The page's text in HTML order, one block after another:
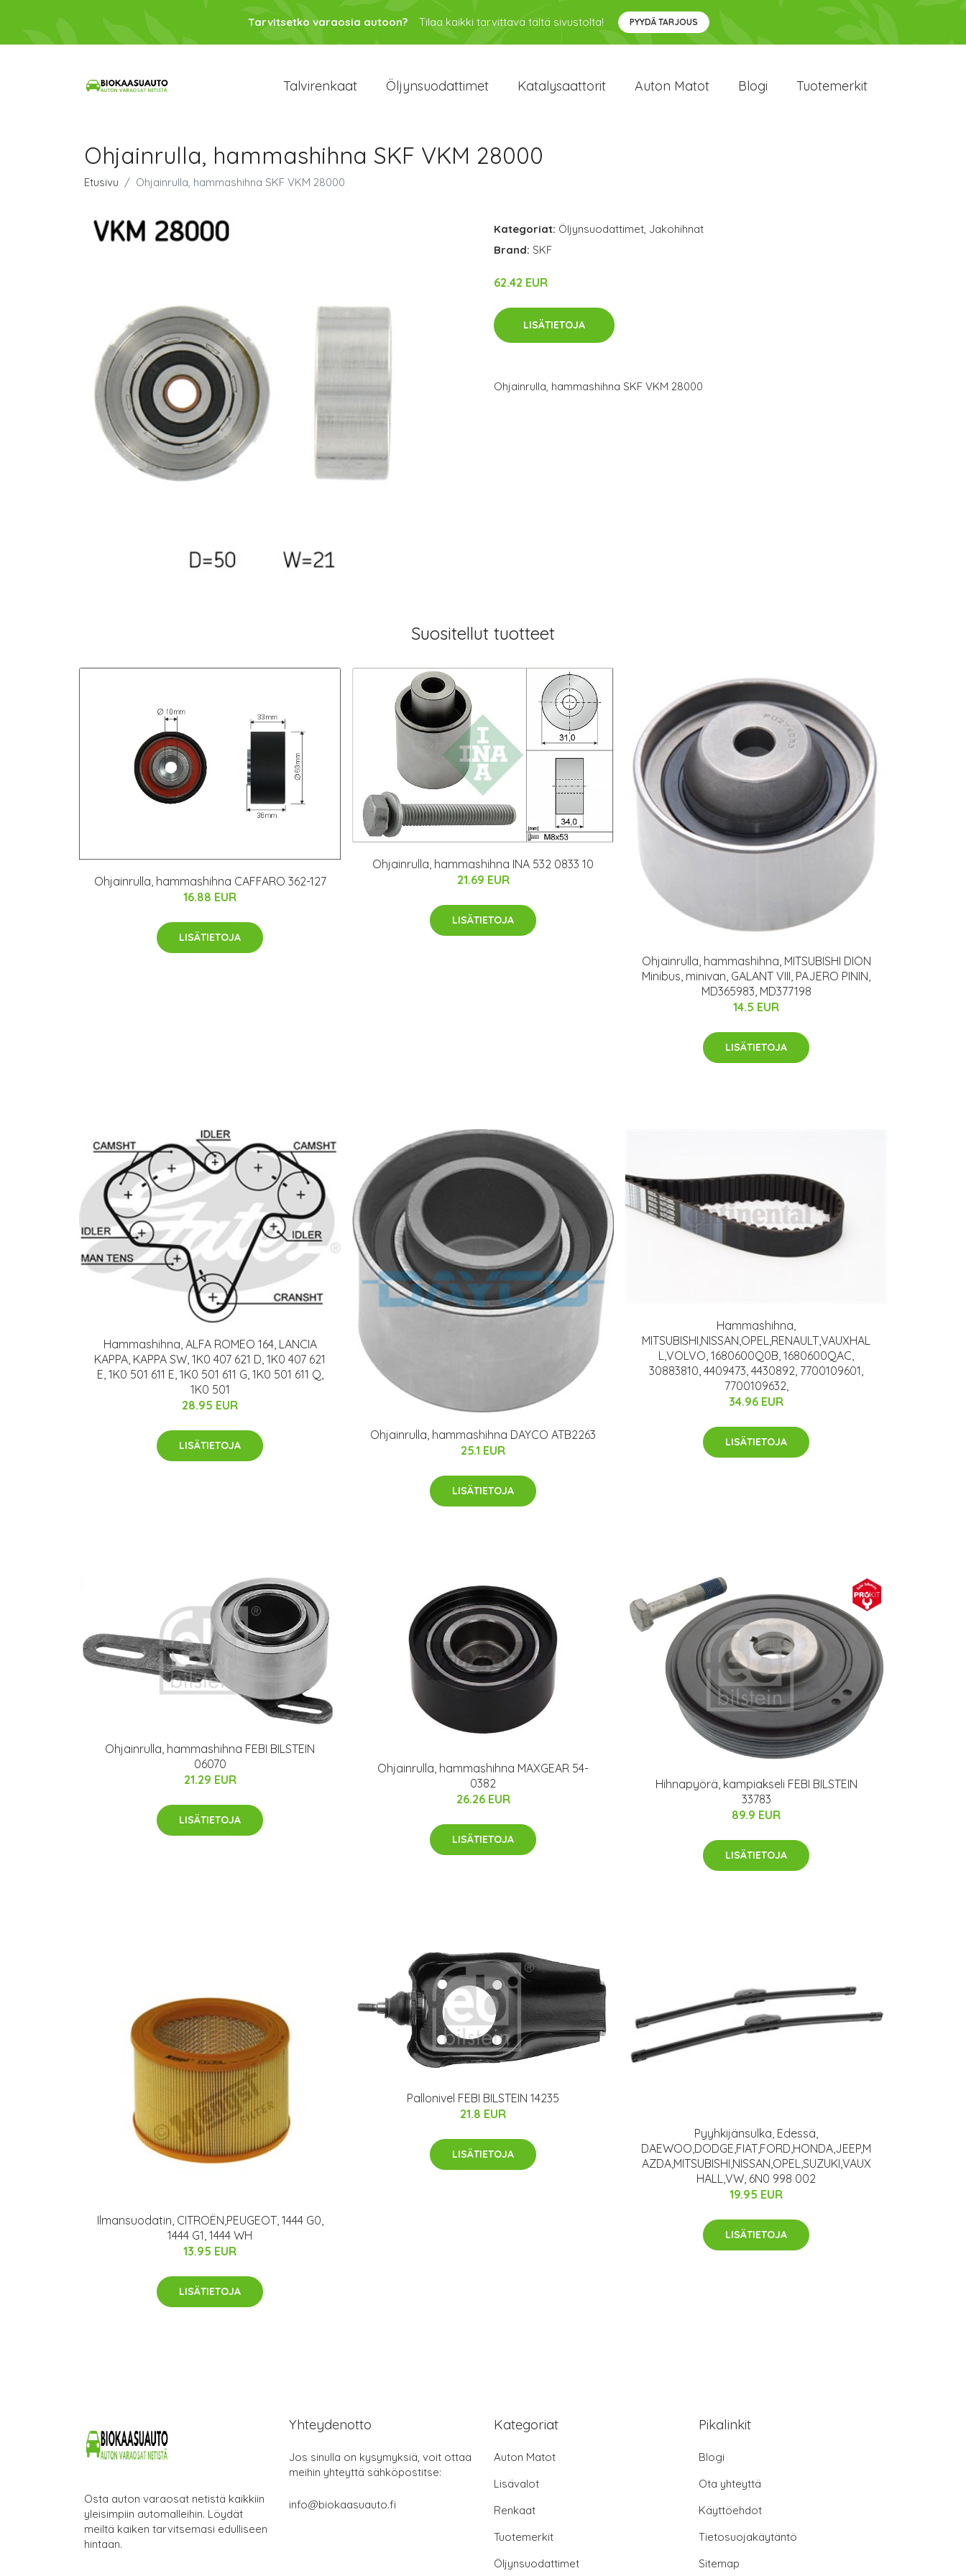
Tarvitsetko varaosia autoon? Tilaa kaikki tarvittava tältä sivustolta! PYYDÄ TARJOUS
Talvirenkaat Öljynsuodattimet Katalysaattorit Auton Matot Blogi Tuotemerkit
Ohjainrulla, hammashihna SKF VKM 28000
Etusivu Ohjainrulla, hammashihna SKF VKM 28000
Kategoriat: Öljynsuodattimet, Jakohihnat
Brand: SKF
62.42 EUR
LISÄTIETOJA
Ohjainrulla, hammashihna SKF VKM 28000
Suositellut tuotteet
Ohjainrulla, hammashihna CAFFARO 362-127
16.88 EUR
LISÄTIETOJA
Ohjainrulla, hammashihna INA 532 0833 10
21.69 EUR
LISÄTIETOJA
Ohjainrulla, hammashihna, MITSUBISHI DION
Minibus, minivan, GALANT VIII, PAJERO PININ,
MD365983, MD377198
14.5 EUR
LISÄTIETOJA
Hammashihna, ALFA ROMEO 164, LANCIA
KAPPA, KAPPA SW, 1K0 407 621 D, 1K0 407 621
E, 1K0 501 611 E, 1K0 501 611 G, 1K0 501 611 Q,
1K0 501
28.95 EUR
LISÄTIETOJA
Ohjainrulla, hammashihna DAYCO ATB2263
25.1 EUR
LISÄTIETOJA
Hammashihna,
MITSUBISHI,NISSAN,OPEL,RENAULT,VAUXHAL
L,VOLVO, 1680600Q0B, 1680600QAC,
30883810, 4409473, 4430892, 7700109601,
7700109632,
34.96 EUR
LISÄTIETOJA
Ohjainrulla, hammashihna FEBI BILSTEIN
06070
21.29 EUR
LISÄTIETOJA
Ohjainrulla, hammashihna MAXGEAR 54-
0382
26.26 EUR
LISÄTIETOJA
Hihnapyörä, kampiakseli FEBI BILSTEIN
33783
89.9 EUR
LISÄTIETOJA
Ilmansuodatin, CITROËN,PEUGEOT, 1444 G0,
1444 G1, 1444 WH
13.95 EUR
LISÄTIETOJA
Pallonivel FEBI BILSTEIN 14235
21.8 EUR
LISÄTIETOJA
Pyyhkijänsulka, Edessä,
DAEWOO,DODGE,FIAT,FORD,HONDA,JEEP,M
AZDA,MITSUBISHI,NISSAN,OPEL,SUZUKI,VAUX
HALL,VW, 6N0 998 002
19.95 EUR
LISÄTIETOJA
Osta auton varaosat netistä kaikkiin
yleisimpiin automalleihin. Löydät
meiltä kaiken tarvitsemasi edulliseen
hintaan.
Yhteydenotto
Jos sinulla on kysymyksiä, voit ottaa
meihin yhteyttä sähköpostitse:
info@biokaasuauto.fi
Kategoriat
Auton Matot
Lisävalot
Renkaat
Tuotemerkit
Öljynsuodattimet
Pikalinkit
Blogi
Ota yhteyttä
Käyttöehdot
Tietosuojakäytäntö
Sitemap